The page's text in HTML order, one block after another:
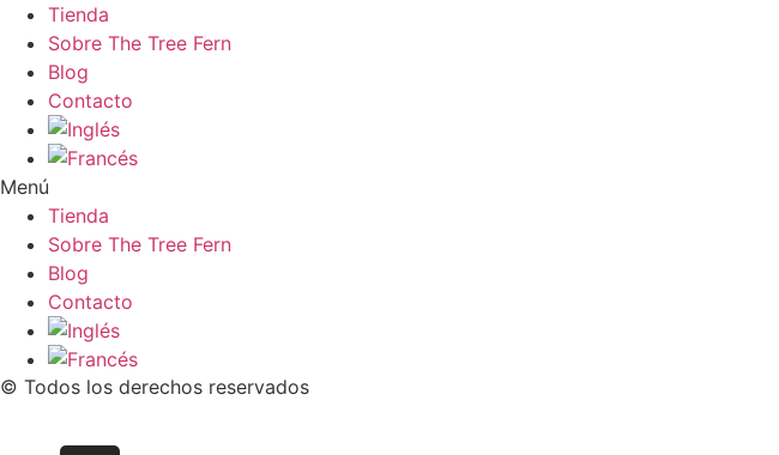
Tienda
Sobre The Tree Fern
Blog
Contacto
Menú
Tienda
Sobre The Tree Fern
Blog
Contacto
© Todos los derechos reservados